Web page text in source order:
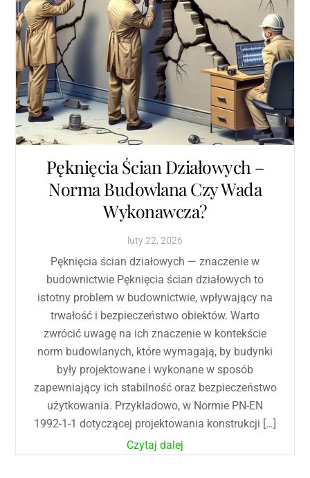
Pęknięcia Ścian Działowych –
Norma Budowlana Czy Wada
Wykonawcza?
luty22, 2026
Pęknięcia ścian działowych — znaczenie w
budownictwie Pęknięcia ścian działowych to
istotny problem w budownictwie, wpływający na
trwałość i bezpieczeństwo obiektów. Warto
zwrócić uwagę na ich znaczenie w kontekście
norm budowlanych, które wymagają, by budynki
były projektowane i wykonane w sposób
zapewniający ich stabilność oraz bezpieczeństwo
użytkowania. Przykładowo, w Normie PN-EN
1992-1-1 dotyczącej projektowania konstrukcji […]
Czytaj dalej